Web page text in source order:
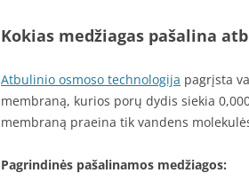
Kokias medžiagas pašalina
Atbulinio osmoso technologija pagrįsta
membraną, kurios porų dydis siekia
membraną praeina tik vandens
Pagrindinės pašalinamos medžiagos: